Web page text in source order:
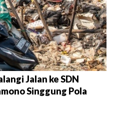
Jalan ke SDN
Singgung Pola